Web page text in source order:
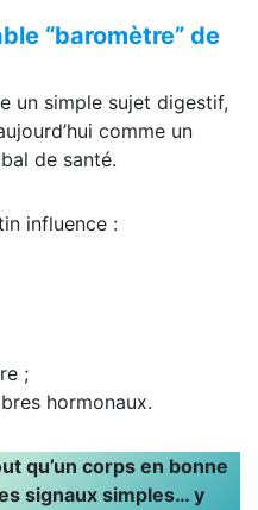
“baromètre” de
un simple sujet digestif,
comme un
de santé.
influence :
;
hormonaux.
qu’un corps en bonne
signaux simples… y